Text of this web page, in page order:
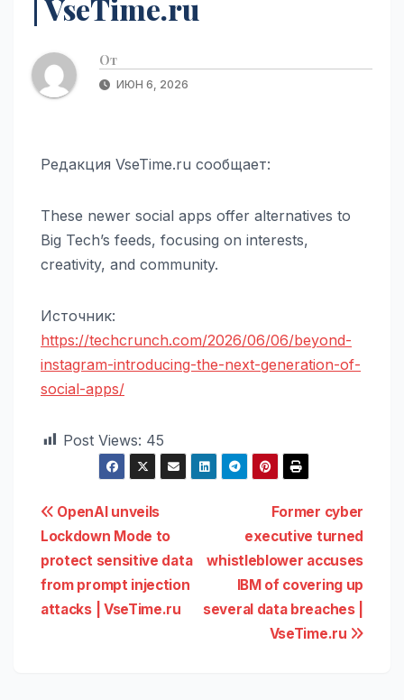
| VseTime.ru
От
ИЮН 6, 2026
Редакция VseTime.ru сообщает:
These newer social apps offer alternatives to
Big Tech’s feeds, focusing on interests,
creativity, and community.
Источник:
https://techcrunch.com/2026/06/06/beyond-
instagram-introducing-the-next-generation-of-
social-apps/
Post Views: 45
Навигация
по
записям
Former cyber
executive turned
whistleblower accuses
IBM of covering up
several data breaches |
VseTime.ru
OpenAI unveils
Lockdown Mode to
protect sensitive data
from prompt injection
attacks | VseTime.ru